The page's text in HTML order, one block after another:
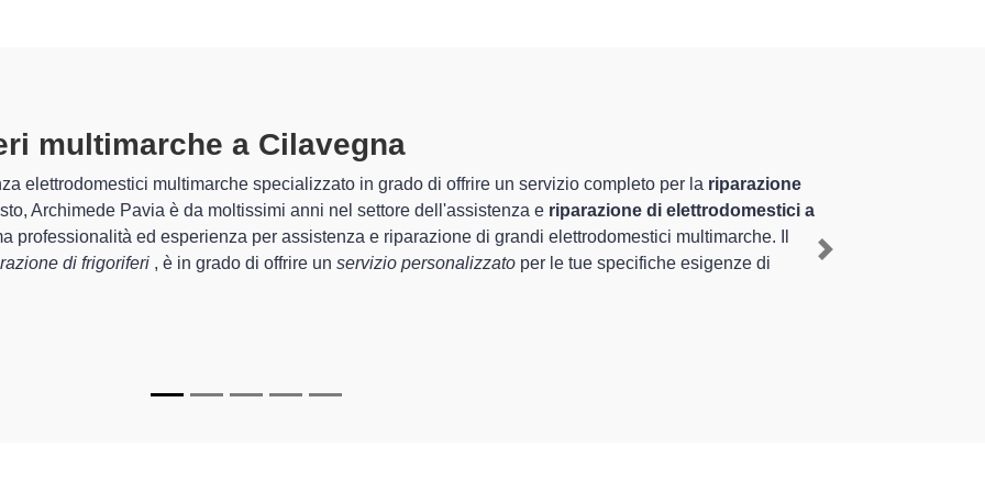
A Cilavegnaspecializzati altamente preparati
sono in grado di garantire al cliente esperienza pluriennale nel territorio di Cilavegna e provincia per
riparazione del tuo frigorifero a Cilavegna, mediante il ripristino rapido del corretto funzionamento
Pavia sono in grado di fornire interventi di diverse tipologie sugli elettrodomestici da riparare per farli
a lungo nel tempo.
Next